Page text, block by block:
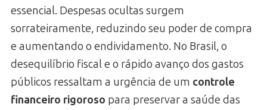
essencial. Despesas ocultas surgem
sorrateiramente, reduzindo seu poder de compra
e aumentando o endividamento. No Brasil, o
desequilíbrio fiscal e o rápido avanço dos gastos
públicos ressaltam a urgência de um controle
financeiro rigoroso para preservar a saúde das